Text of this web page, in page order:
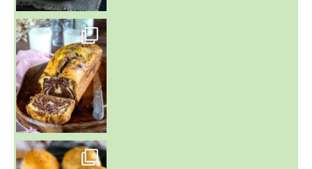
~ BUNS MAISON ~
Un peu de boulange par ici au